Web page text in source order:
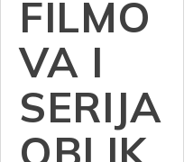
FILMO
VA I
SERIJA